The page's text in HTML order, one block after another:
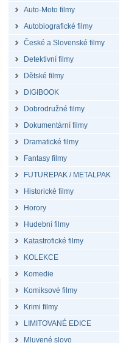
Auto-Moto filmy
Autobiografické filmy
České a Slovenské filmy
Detektivní filmy
Dětské filmy
DIGIBOOK
Dobrodružné filmy
Dokumentární filmy
Dramatické filmy
Fantasy filmy
FUTUREPAK / METALPAK
Historické filmy
Horory
Hudební filmy
Katastrofické filmy
KOLEKCE
Komedie
Komiksové filmy
Krimi filmy
LIMITOVANÉ EDICE
Mluvené slovo